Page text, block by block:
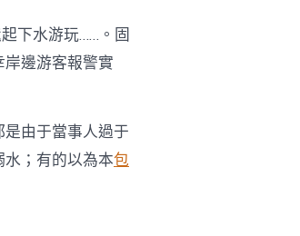
下水游玩……。固
邊游客報警實
由于當事人過于
；有的以為本包